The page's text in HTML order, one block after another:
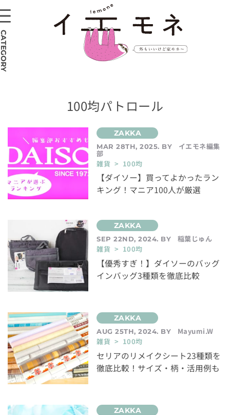
100均パトロール
MAR 28TH, 2025. BY イエモネ編集
部
雑貨 > 100均
【ダイソー】買ってよかったラン
キング！マニア100人が厳選
SEP 22ND, 2024. BY
稲葉じゅん
雑貨 > 100均
【優秀すぎ！】ダイソーのバッグ
インバッグ3種類を徹底比較
AUG 25TH, 2024. BY
Mayumi.W
雑貨 > 100均
セリアのリメイクシート23種類を
徹底比較！サイズ・柄・活用例も